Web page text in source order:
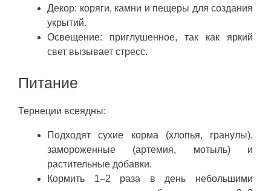
Декор: коряги, камни и пещеры для создания
укрытий.
Освещение: приглушенное, так как яркий
свет вызывает стресс.
Питание
Тернеции всеядны:
Подходят сухие корма (хлопья, гранулы),
замороженные (артемия, мотыль) и
растительные добавки.
Кормить 1–2 раза в день небольшими